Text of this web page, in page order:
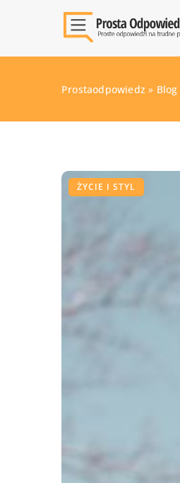
Prostaodpowiedz » Blog
ŻYCIE I STYL